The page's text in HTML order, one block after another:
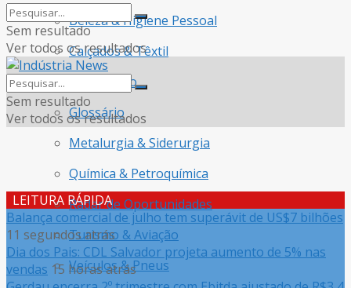
Beleza & Higiene Pessoal
Calçados & Têxtil
Construção
Glossário
Metalurgia & Siderurgia
Química & Petroquímica
Radar de Oportunidades
Turismo & Aviação
Veículos & Pneus
Sem resultado
Ver todos os resultados
Sem resultado
Ver todos os resultados
LEITURA RÁPIDA
Balança comercial de julho tem superávit de US$7 bilhões
11 segundos atrás
Dia dos Pais: CDL Salvador projeta aumento de 5% nas
vendas 15 horas atrás